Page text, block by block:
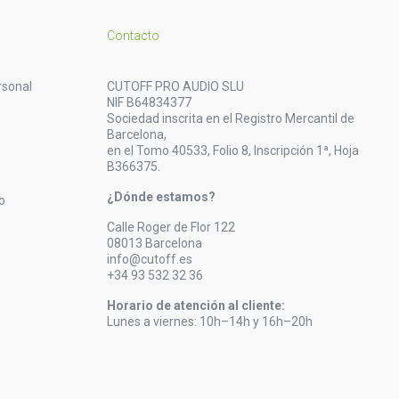
Contacto
CUTOFF PRO AUDIO SLU
NIF B64834377
Sociedad inscrita en el Registro Mercantil de
Barcelona,
en el Tomo 40533, Folio 8, Inscripción 1ª, Hoja
B366375.
¿Dónde estamos?
Calle Roger de Flor 122
08013 Barcelona
info@cutoff.es
+34 93 532 32 36
Horario de atención al cliente:
Lunes a viernes: 10h–14h y 16h–20h